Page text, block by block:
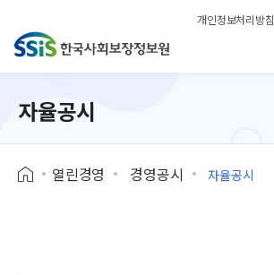
개인정보처리방침
자율공시
열린경영 경영공시 자율공시